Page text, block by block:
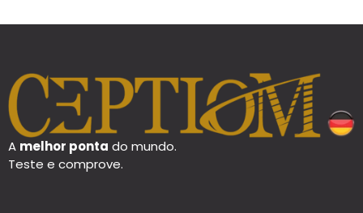
A melhor ponta do mundo.
Teste e comprove.